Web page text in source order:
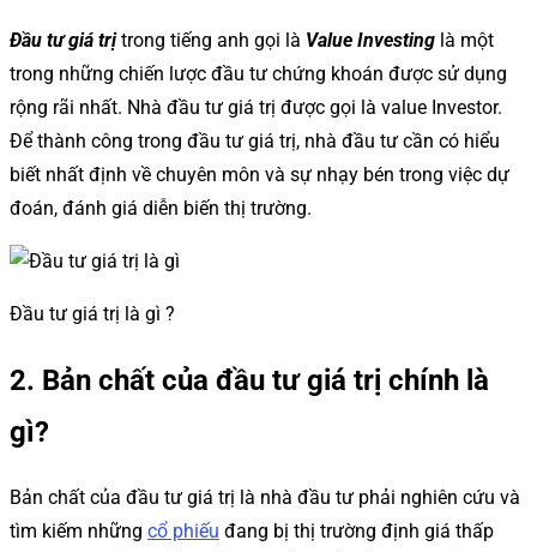
Đầu tư giá trịtrong tiếng anh gọi là Value Investing là một
trong những chiến lược đầu tư chứng khoán được sử dụng
rộng rãi nhất. Nhà đầu tư giá trị được gọi là value Investor.
Để thành công trong đầu tư giá trị, nhà đầu tư cần có hiểu
biết nhất định về chuyên môn và sự nhạy bén trong việc dự
đoán, đánh giá diễn biến thị trường.
Đầu tư giá trị là gì ?
2. Bản chất của đầu tư giá trị chính là
gì?
Bản chất của đầu tư giá trị là nhà đầu tư phải nghiên cứu và
tìm kiếm những cổ phiếu đang bị thị trường định giá thấp